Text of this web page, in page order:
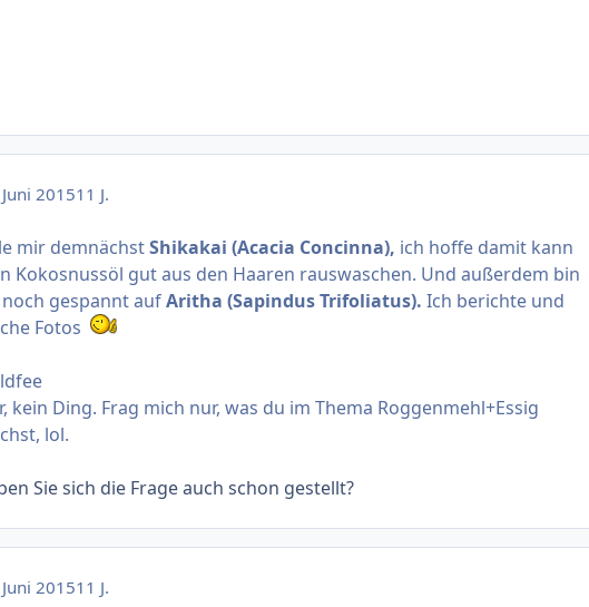
201511 J.
mir demnächstShikakai (Acacia Concinna), ich hoffe damit kann
Kokosnussöl gut aus den Haaren rauswaschen. Und außerdem bin
gespannt aufAritha (Sapindus Trifoliatus). Ich berichte und
Fotos
kein Ding. Frag mich nur, was du im Thema Roggenmehl+Essig
lol.
Sie sich die Frage auch schon gestellt?
201511 J.